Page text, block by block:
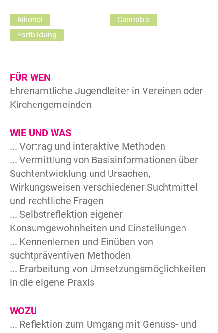
Alkohol
Cannabis
Fortbildung
FÜR WEN
Ehrenamtliche Jugendleiter in Vereinen oder
Kirchengemeinden
WIE UND WAS
... Vortrag und interaktive Methoden
... Vermittlung von Basisinformationen über
Suchtentwicklung und Ursachen,
Wirkungsweisen verschiedener Suchtmittel
und rechtliche Fragen
... Selbstreflektion eigener
Konsumgewohnheiten und Einstellungen
... Kennenlernen und Einüben von
suchtpräventiven Methoden
... Erarbeitung von Umsetzungsmöglichkeiten
in die eigene Praxis
WOZU
... Reflektion zum Umgang mit Genuss- und